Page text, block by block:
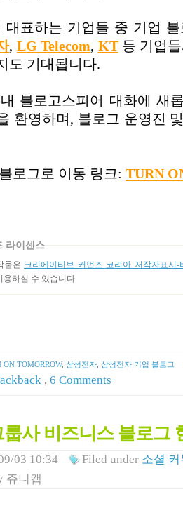
대표하는 기업들 중 기업
, LG Telecom, KT 등 기업
도 기대됩니다.
블로고스피어 대화에 새
환영하며, 블로그 운영진
로그로 이동 링크: TURN
라이센스
물은 크리에이티브 커먼즈 코리아 저작자표시
용하실 수 있습니다.
ON TOMORROW, 삼성전자, 삼성전자 기업 블로그
, 6 Comments
룹사 비즈니스 블로그
03 10:34 Filed under 소셜
쥬니캡